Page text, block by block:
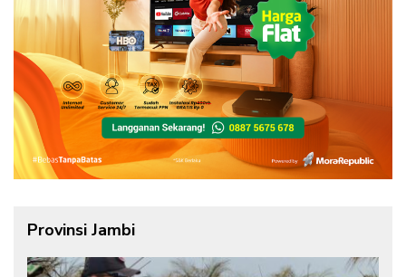
Provinsi Jambi